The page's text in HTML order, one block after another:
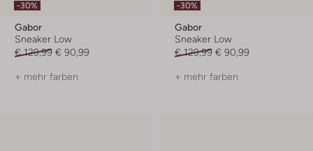
-30%
Gabor
Sneaker Low
€ 129,99 € 90,99
+ mehr farben
-30%
Gabor
Sneaker Low
€ 129,99 € 90,99
+ mehr farben